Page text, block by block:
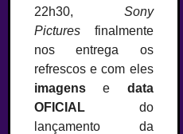
22h30, Sony
Pictures finalmente
nos entrega os
refrescos e com eles
imagens e data
OFICIAL do
lançamento da